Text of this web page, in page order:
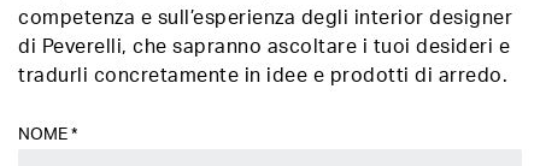
competenza e sull’esperienza degli interior designer
di Peverelli, che sapranno ascoltare i tuoi desideri e
tradurli concretamente in idee e prodotti di arredo.
NOME *